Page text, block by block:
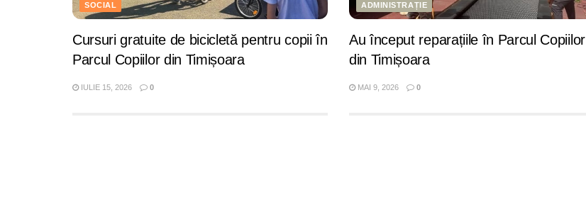
SOCIAL
Cursuri gratuite de bicicletă pentru copii în
Parcul Copiilor din Timișoara
IULIE 15, 2026 0
ADMINISTRAȚIE
Au început reparațiile în Parcul Copiilor
din Timișoara
MAI 9, 2026 0